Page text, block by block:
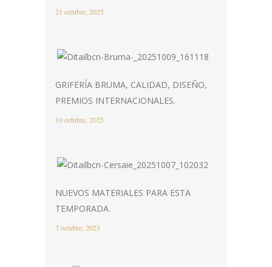
21 octubre, 2025
GRIFERÍA BRUMA, CALIDAD, DISEÑO,
PREMIOS INTERNACIONALES.
10 octubre, 2025
NUEVOS MATERIALES PARA ESTA
TEMPORADA.
7 octubre, 2025